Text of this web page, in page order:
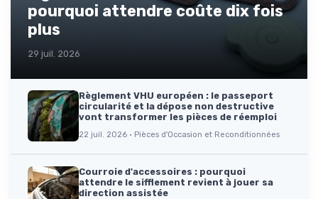
pourquoi attendre coûte dix fois
plus
29 juil. 2026
Règlement VHU européen : le passeport
circularité et la dépose non destructive
vont transformer les pièces de réemploi
22 juil. 2026 · Pièces d'Occasion et Reconditionnées
Courroie d'accessoires : pourquoi
attendre le sifflement revient à jouer sa
direction assistée